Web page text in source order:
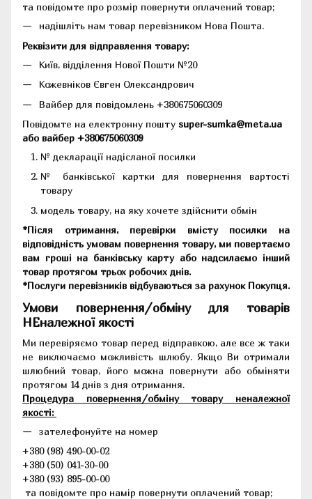
та повідомте про розмір повернути оплачений товар;
надішліть нам товар перевізником Нова Пошта.
Реквізити для відправлення товару:
Київ, відділення Нової Пошти №20
Кожевніков Євген Олександрович
Вайбер для повідомлень +380675060309
Повідомте на електронну пошту super-sumka@meta.ua
або вайбер +380675060309
№ декларації надісланої посилки
№ банківської картки для повернення вартості
товару
модель товару, на яку хочете здійснити обмін
*Після отримання, перевірки вмісту посилки на
відповідність умовам повернення товару, ми повертаємо
вам гроші на банківську карту або надсилаємо інший
товар протягом трьох робочих днів.
*Послуги перевізників відбуваються за рахунок Покупця.
Умови повернення/обміну для товарів
НЕналежної якості
Ми перевіряємо товар перед відправкою, але все ж таки
не виключаємо можливість шлюбу. Якщо Ви отримали
шлюбний товар, його можна повернути або обміняти
протягом 14 днів з дня отримання.
Процедура повернення/обміну товару неналежної
якості:
зателефонуйте на номер
+380 (98) 490-00-02
+380 (50) 041-30-00
+380 (93) 895-00-00
та повідомте про намір повернути оплачений товар;